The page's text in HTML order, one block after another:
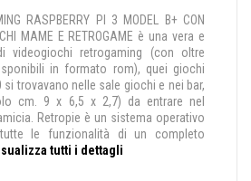
RASPBERRY PI 3 MODEL B+ CON
MAME E RETROGAME è una vera e
videogiochi retrogaming (con oltre
in formato rom), quei giochi
trovavano nelle sale giochi e nei bar,
cm. 9 x 6,5 x 2,7) da entrare nel
Retropie è un sistema operativo
le funzionalità di un completo
tutti i dettagli